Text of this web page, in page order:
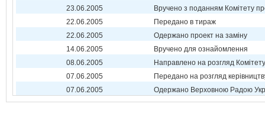
23.06.2005
Вручено з поданням Комітету
22.06.2005
Передано в тираж
22.06.2005
Одержано проект на заміну
14.06.2005
Вручено для ознайомлення
08.06.2005
Направлено на розгляд Комітету
07.06.2005
Передано на розгляд
07.06.2005
Одержано Верховною Радою